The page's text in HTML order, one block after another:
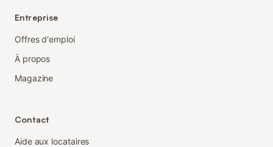
Entreprise
Offres d'emploi
À propos
Magazine
Contact
Aide aux locataires